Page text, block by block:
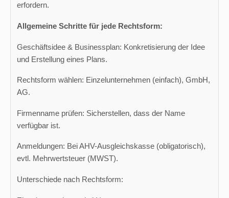
erfordern.
Allgemeine Schritte für jede Rechtsform:
Geschäftsidee & Businessplan: Konkretisierung der Idee
und Erstellung eines Plans.
Rechtsform wählen: Einzelunternehmen (einfach), GmbH,
AG.
Firmenname prüfen: Sicherstellen, dass der Name
verfügbar ist.
Anmeldungen: Bei AHV-Ausgleichskasse (obligatorisch),
evtl. Mehrwertsteuer (MWST).
Unterschiede nach Rechtsform: